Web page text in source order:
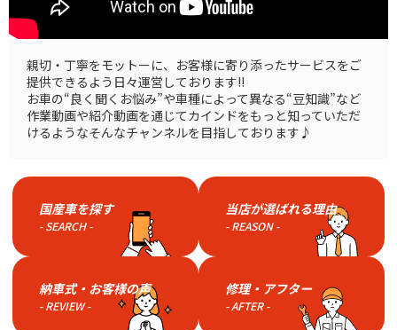
親切・丁寧をモットーに、お客様に寄り添ったサービスをご
提供できるよう日々運営しております!!
お車の“良く聞くお悩み”や車種によって異なる“豆知識”など
作業動画や紹介動画を通じてカインドをもっと知っていただ
けるようなそんなチャンネルを目指しております♪
国産車を探す
- SEARCH -
当店が選ばれる理由
- REASON -
納車式・お客様の声
- REVIEW -
修理・アフター
- AFTER -